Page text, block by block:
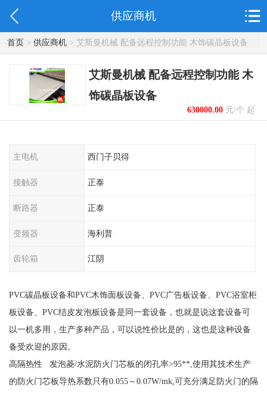
供应商机
首页> 供应商机> 艾斯曼机械 配备远程控制功能 木饰碳晶板设备
艾斯曼机械 配备远程控制功能 木
饰碳晶板设备
630000.00元/个 起
主电机 西门子贝得
接触器 正泰
断路器 正泰
变频器 海利普
齿轮箱 江阴
PVC碳晶板设备和PVC木饰面板设备、PVC广告板设备、PVC浴室柜
板设备、PVC结皮发泡板设备是同一套设备，也就是说这套设备可
以一机多用，生产多种产品，可以说性价比是的，这也是这种设备
备受欢迎的原因。
高隔热性 发泡菱/水泥防火门芯板的闭孔率>95**,使用其技术生产
的防火门芯板导热系数只有0.055～0.07W/mk,可充分满足防火门的隔